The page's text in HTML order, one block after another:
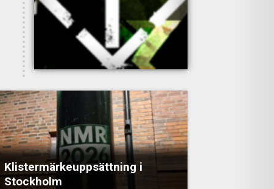
Klistermärkeuppsättning i
Stockholm